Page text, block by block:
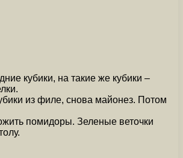
кубики, на такие же кубики –
из филе, снова майонез. Потом
помидоры. Зеленые веточки